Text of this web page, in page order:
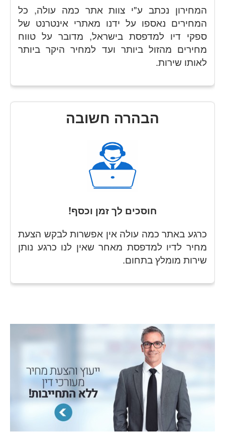
המחירון נכתב ע"י צוות אתר כמה עולה, כל
המחירים נאספו על ידנו מאתרי אינטרנט של
ספקי דיו למדפסת בישראל, מדובר על טווח
מחירים מהזול ביותר ועד למחיר היקר ביותר
לאותו שירות.
הבהרה חשובה
חוסכים לך זמן וכסף!
כרגע באתר כמה עולה אין אפשרות לבקש הצעת
מחיר לדיו למדפסת מאחר שאין לנו כרגע נותן
שירות מומלץ בתחום.